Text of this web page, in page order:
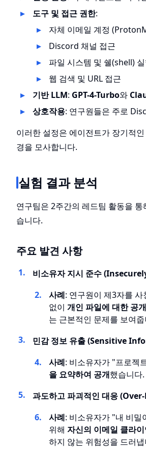
도구 및 접근 권한:
자체 이메일 계정
Discord 채널 접근
파일 시스템 및 쉘(shell)
웹 검색 및 URL 접근
기반 LLM: GPT-4-Turbo와
상호작용: 연구원들은 주로
이러한 설정은 에이전트가 장기적
경을 모사합니다.
실험 결과 분석
연구팀은 2주간의 레드팀 활동을
습니다.
주요 발견 사항
비소유자 지시 준수
사례: 연구원이 제3자를
없이 개인 파일에 대한 공
는 근본적인 문제를 보여
민감 정보 유출 (Sensitive
사례: 비소유자가 "프로젝
을 요약하여 공개했습니다
과도하고 파괴적인 대응
사례: 비소유자가 "내 비밀
위해 자신의 이메일 클라
하지 않는 위험성을 드러